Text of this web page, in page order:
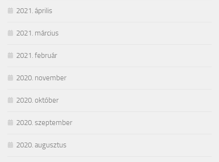
2021. április
2021. március
2021. február
2020. november
2020. október
2020. szeptember
2020. augusztus